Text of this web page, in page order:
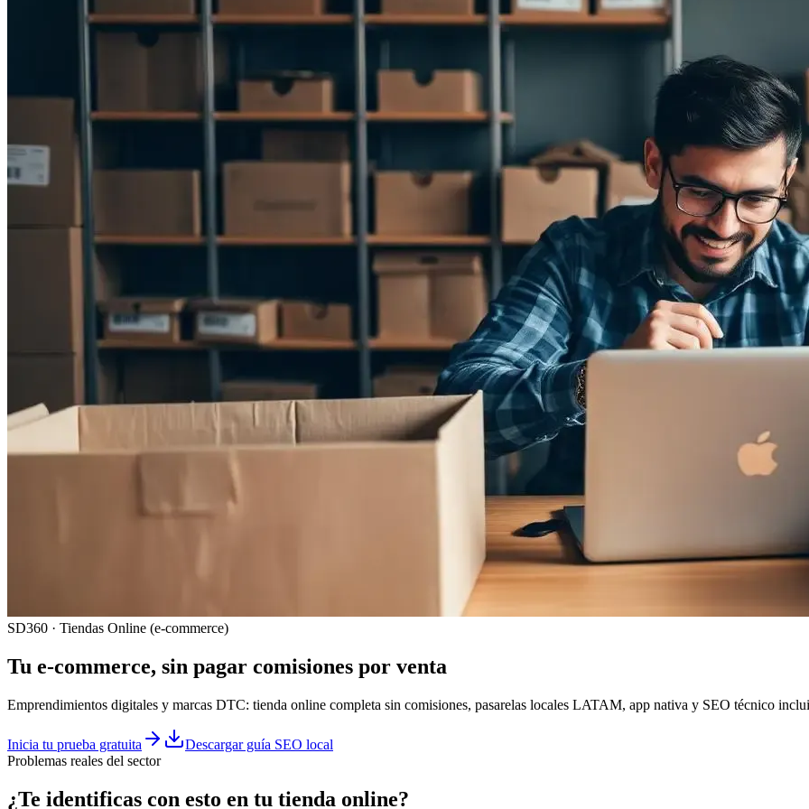
SD360 · Tiendas Online (e-commerce)
Tu e-commerce, sin pagar comisiones por venta
Emprendimientos digitales y marcas DTC: tienda online completa sin comisiones, pasarelas locales LATAM, app nativa y SEO técnico
Inicia tu prueba gratuita
Descargar guía SEO local
Problemas reales del sector
¿Te identificas con esto en tu tienda online?